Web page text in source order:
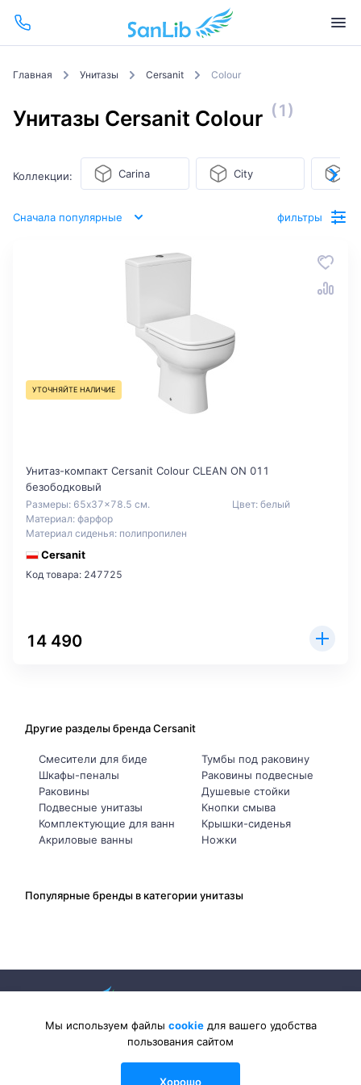
Главная Унитазы Cersanit Colour
Унитазы Cersanit Colour (1)
Коллекции: Carina City
Сначала популярные фильтры
УТОЧНЯЙТЕ НАЛИЧИЕ
Унитаз-компакт Cersanit Colour CLEAN ON 011
безободковый
Размеры: 65x37x78.5 см.
Материал: фарфор
Материал сиденья: полипропилен
Цвет: белый
Cersanit
Код товара: 247725
14 490
Другие разделы бренда Cersanit
Смесители для биде
Шкафы-пеналы
Раковины
Подвесные унитазы
Комплектующие для ванн
Акриловые ванны
Тумбы под раковину
Раковины подвесные
Душевые стойки
Кнопки смыва
Крышки-сиденья
Ножки
Популярные бренды в категории унитазы
2026 © Sanlib-Santehnika.ru — интернет-магазин сантехники
Мы используем файлы cookieдля вашего удобства
пользования сайтом
Хорошо